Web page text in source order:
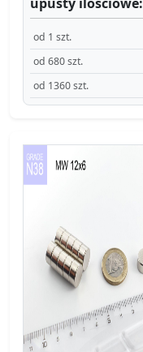
od 1 szt.
od 680 szt.
od 1360 szt.